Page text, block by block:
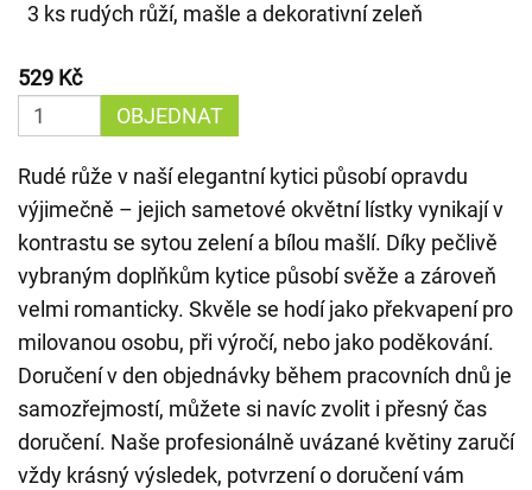
3 ks rudých růží, mašle a dekorativní zeleň
529 Kč
OBJEDNAT
Rudé růže v naší elegantní kytici působí opravdu
výjimečně – jejich sametové okvětní lístky vynikají v
kontrastu se sytou zelení a bílou mašlí. Díky pečlivě
vybraným doplňkům kytice působí svěže a zároveň
velmi romanticky. Skvěle se hodí jako překvapení pro
milovanou osobu, při výročí, nebo jako poděkování.
Doručení v den objednávky během pracovních dnů je
samozřejmostí, můžete si navíc zvolit i přesný čas
doručení. Naše profesionálně uvázané květiny zaručí
vždy krásný výsledek, potvrzení o doručení vám